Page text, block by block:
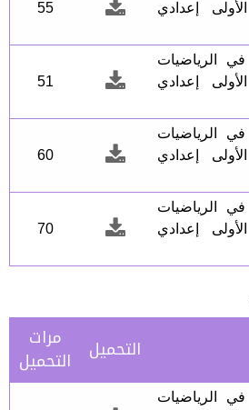
إعدادي
55
الرياضيات
إعدادي
51
الرياضيات
إعدادي
60
الرياضيات
إعدادي
70
التحميل مرات
التحميل
في الرياضيات